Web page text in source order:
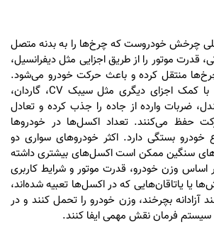
چرخش خودروست که چرخ‌ها را به بدنه متصل
قدرت موتور را از طریق اجزایی مثل دیفرانسیل،
منتقل کرده و باعث حرکت خودرو می‌شود.
علاوه بر این، اکسل‌ها با کمک اجزای دیگری مثل سیبک CV، گاردان،
ضربات وارده از جاده را جذب کرده و تعادل
حفظ می‌کنند. تعداد اکسل‌ها در خودروها
بستگی دارد. اکثر خودروهای سواری دو
سنگین ممکن است اکسل‌های بیشتری داشته
اساس وزن خودرو، قدرت موتور و شرایط کاربری
یا یاتاقان‌هایی که در اکسل‌ها تعبیه شده‌اند،
آزادانه بچرخند، وزن خودرو را تحمل کنند و در
فرمان نقش مهمی ایفا کنند.